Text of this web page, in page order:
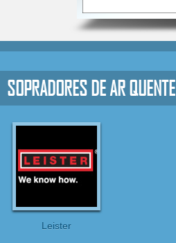
SOPRADORES DE AR QUENTE
Leister